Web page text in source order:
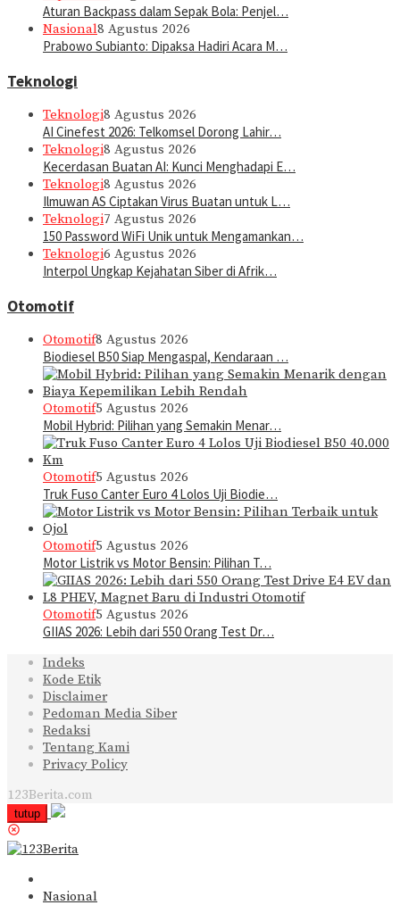
Aturan Backpass dalam Sepak Bola: Penjel…
Nasional8 Agustus 2026
Prabowo Subianto: Dipaksa Hadiri Acara M…
Teknologi
Teknologi8 Agustus 2026
AI Cinefest 2026: Telkomsel Dorong Lahir…
Teknologi8 Agustus 2026
Kecerdasan Buatan AI: Kunci Menghadapi E…
Teknologi8 Agustus 2026
Ilmuwan AS Ciptakan Virus Buatan untuk L…
Teknologi7 Agustus 2026
150 Password WiFi Unik untuk Mengamankan…
Teknologi6 Agustus 2026
Interpol Ungkap Kejahatan Siber di Afrik…
Otomotif
Otomotif8 Agustus 2026
Biodiesel B50 Siap Mengaspal, Kendaraan …
Otomotif5 Agustus 2026
Mobil Hybrid: Pilihan yang Semakin Menar…
Otomotif5 Agustus 2026
Truk Fuso Canter Euro 4 Lolos Uji Biodie…
Otomotif5 Agustus 2026
Motor Listrik vs Motor Bensin: Pilihan T…
Otomotif5 Agustus 2026
GIIAS 2026: Lebih dari 550 Orang Test Dr…
Indeks
Kode Etik
Disclaimer
Pedoman Media Siber
Redaksi
Tentang Kami
Privacy Policy
123Berita.com
tutup
Nasional